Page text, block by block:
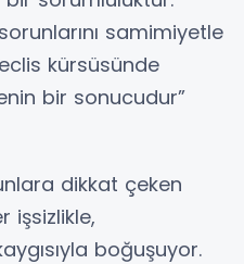
samimiyetle
kürsüsünde
bir sonucudur”
dikkat çeken
işsizlikle,
boğuşuyor.